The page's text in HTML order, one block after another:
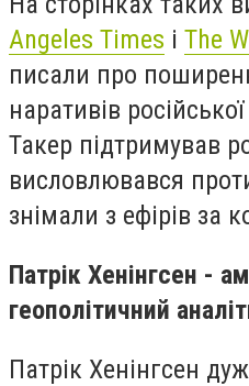
Angeles Times і The
писали про
наративів
Такер підтримував
висловлювався
знімали з ефірів за
Патрік Хенінгсен -
геополітичний
Патрік Хенінгсен